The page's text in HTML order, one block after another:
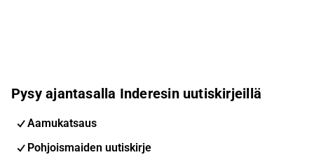
Pysy ajantasalla Inderesin uutiskirjeillä
Aamukatsaus
Pohjoismaiden uutiskirje